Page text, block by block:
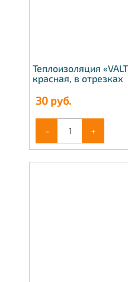
Теплоизоляция
красная, в отрезках
30 руб.
- +